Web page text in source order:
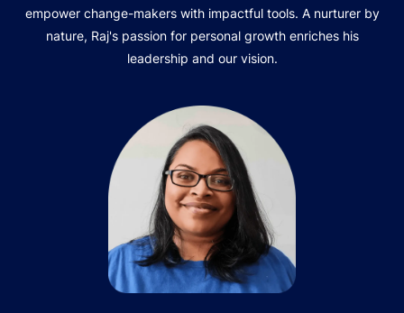
empower change-makers with impactful tools. A nurturer by
nature, Raj's passion for personal growth enriches his
leadership and our vision.